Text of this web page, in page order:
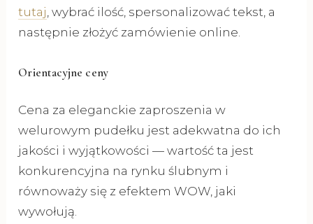
tutaj, wybrać ilość, spersonalizować tekst, a
następnie złożyć zamówienie online.
Orientacyjne ceny
Cena za eleganckie zaproszenia w
welurowym pudełku jest adekwatna do ich
jakości i wyjątkowości — wartość ta jest
konkurencyjna na rynku ślubnym i
równoważy się z efektem WOW, jaki
wywołują.